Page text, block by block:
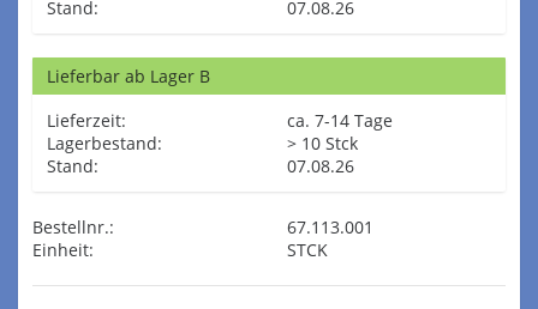
Stand:
07.08.26
Lieferbar ab Lager B
Lieferzeit:
ca. 7-14 Tage
Lagerbestand:
> 10 Stck
Stand:
07.08.26
Bestellnr.:
67.113.001
Einheit:
STCK